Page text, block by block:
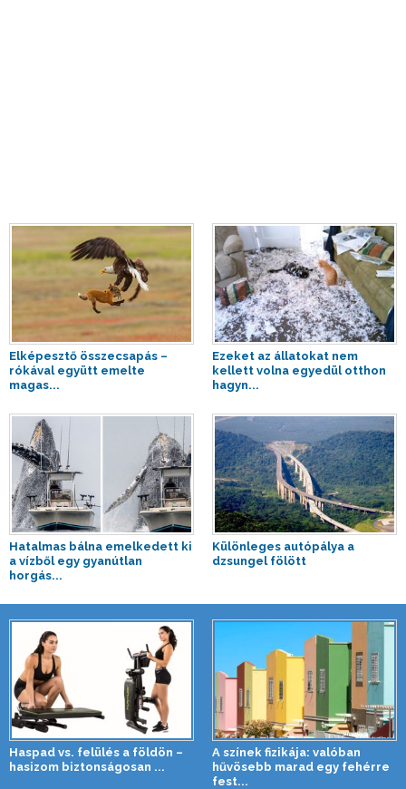
Elképesztő összecsapás –
rókával együtt emelte
magas...
Ezeket az állatokat nem
kellett volna egyedül otthon
hagyn...
Hatalmas bálna emelkedett ki
a vízből egy gyanútlan
horgás...
Különleges autópálya a
dzsungel fölött
Haspad vs. felülés a földön –
hasizom biztonságosan ...
A színek fizikája: valóban
hűvösebb marad egy fehérre
fest...